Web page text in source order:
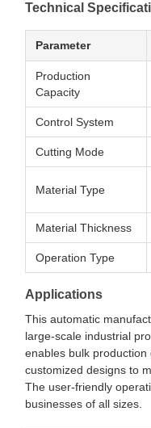
Technical
Parameter
Production
Capacity
Control System
Cutting Mode
Material Type
Material Thickness
Operation Type
Applications
This automatic
large-scale industrial
enables bulk
customized designs to
The user-friendly
businesses of all sizes.